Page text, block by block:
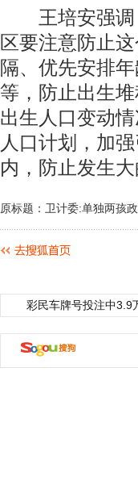
王培安强调
区要注意防止
隔、优先安排
等，防止出生
出生人口变动
人口计划，加
内，防止发生大
原标题：卫计委:单独两孩
彩民车牌号投注中3.9